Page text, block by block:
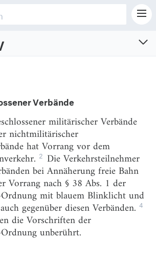
(BGBl. I S. Nr. 236)
Verbände
der Benutzung von Straßen
Fahrten
Erlaubnis
Fahrten mit Nutzfahrzeugen
Verbände
militärischer Verbände
nichtmilitärischer
hat Vorrang vor dem
2 Die Verkehrsteilnehmer
bei Annäherung freie Bahn
Vorrang nach § 38 Abs. 1 der
Ordnung mit blauem Blinklicht und
gegenüber diesen Verbänden. 4
die Vorschriften der
unberührt.